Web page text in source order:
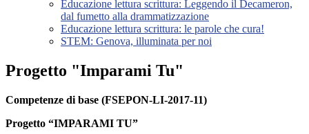
Educazione lettura scrittura: Leggendo il Decameron,
dal fumetto alla drammatizzazione
Educazione lettura scrittura: le parole che cura!
STEM: Genova, illuminata per noi
Progetto "Imparami Tu"
Competenze di base (FSEPON-LI-2017-11)
Progetto “IMPARAMI TU”